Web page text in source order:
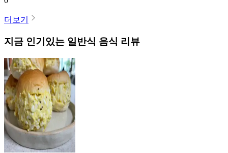
더보기
지금 인기있는 일반식 음식 리뷰